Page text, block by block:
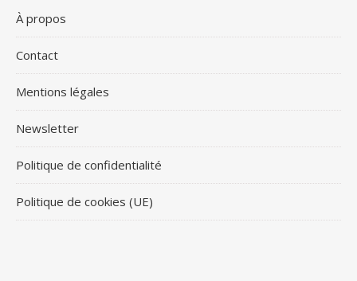
À propos
Contact
Mentions légales
Newsletter
Politique de confidentialité
Politique de cookies (UE)